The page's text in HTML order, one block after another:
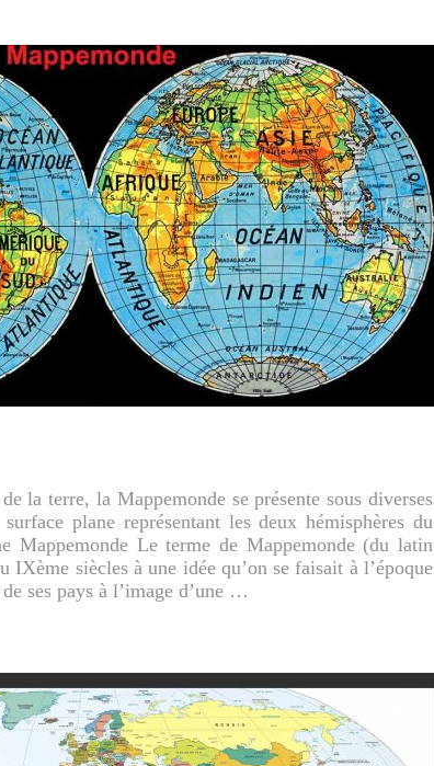
la terre, la Mappemonde se présente sous diverses
plane représentant les deux hémisphères du
Mappemonde Le terme de Mappemonde (du latin
IXème siècles à une idée qu’on se faisait à l’époque
ses pays à l’image d’une …